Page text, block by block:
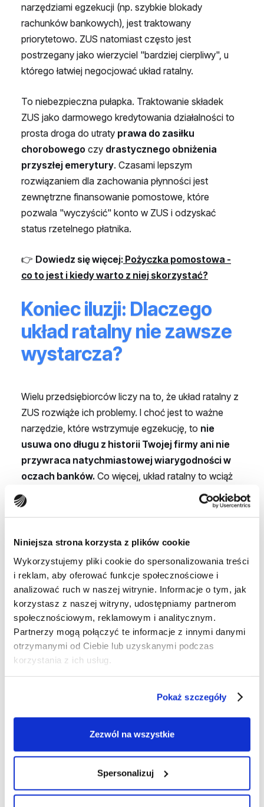
Niniejsza strona korzysta z plików cookie
Wykorzystujemy pliki cookie do spersonalizowania treści
i reklam, aby oferować funkcje społecznościowe i
analizować ruch w naszej witrynie. Informacje o tym, jak
korzystasz z naszej witryny, udostępniamy partnerom
społecznościowym, reklamowym i analitycznym.
Partnerzy mogą połączyć te informacje z innymi danymi
otrzymanymi od Ciebie lub uzyskanymi podczas
korzystania z ich usług.
Pokaż szczegóły
Zezwól na wszystkie
Spersonalizuj
narzędziami egzekucji (np. szybkie blokady
rachunków bankowych), jest traktowany
priorytetowo. ZUS natomiast często jest
postrzegany jako wierzyciel "bardziej cierpliwy", u
którego łatwiej negocjować układ ratalny.
To niebezpieczna pułapka. Traktowanie składek
ZUS jako darmowego kredytowania działalności to
prosta droga do utraty prawa do zasiłku
chorobowego czy drastycznego obniżenia
przyszłej emerytury. Czasami lepszym
rozwiązaniem dla zachowania płynności jest
zewnętrzne finansowanie pomostowe, które
pozwala "wyczyścić" konto w ZUS i odzyskać
status rzetelnego płatnika.
👉 Dowiedz się więcej: Pożyczka pomostowa -
co to jest i kiedy warto z niej skorzystać?
Koniec iluzji: Dlaczego
układ ratalny nie zawsze
wystarcza?
Wielu przedsiębiorców liczy na to, że układ ratalny z
ZUS rozwiąże ich problemy. I choć jest to ważne
narzędzie, które wstrzymuje egzekucję, to nie
usuwa ono długu z historii Twojej firmy ani nie
przywraca natychmiastowej wiarygodności w
oczach banków. Co więcej, układ ratalny to wciąż
dług, który trzeba obsługiwać co miesiąc, równolegle
z bieżącymi składkami. Dla firmy, która ma problemy
być gwoździem do trumny.
Dlatego kluczowe jest podejście strategiczne.
Zamiast rolować dług w nieskończoność, warto
rozważyć jego całkowitą spłatę, by odzyskać czystą
kartę i swobodę operacyjną.
👉Przeczytaj analizę:Pożyczka pomostowa czy
układ ratalny
Wnioski na 2026 rok
Kwota 21 miliardów złotych długu to nie tylko
statystyka makroekonomiczna. To suma tysięcy
indywidualnych decyzji podejmowanych pod presją.
Jeśli Twoja firma jest częścią tej statystyki, pamiętaj